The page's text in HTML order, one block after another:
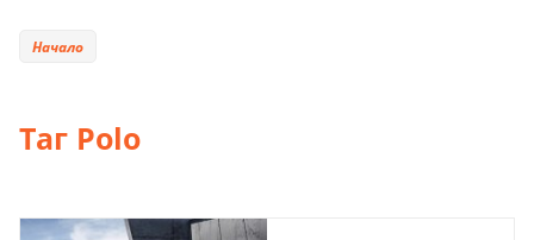
Начало
Таг Polo